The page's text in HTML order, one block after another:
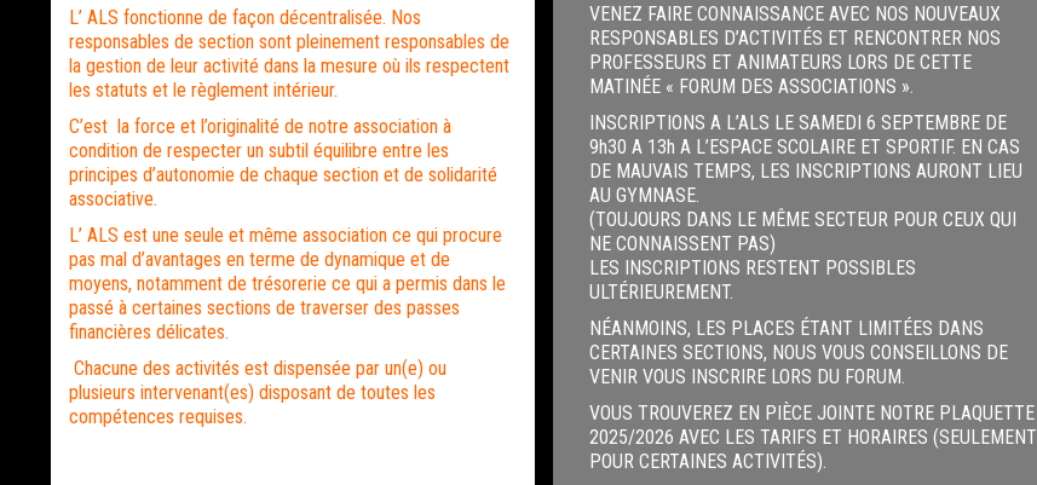
L’ ALS fonctionne de façon décentralisée. Nos
responsables de section sont pleinement responsables de
la gestion de leur activité dans la mesure où ils respectent
les statuts et le règlement intérieur.
C’est la force et l’originalité de notre association à
condition de respecter un subtil équilibre entre les
principes d’autonomie de chaque section et de solidarité
associative.
L’ ALS est une seule et même association ce qui procure
pas mal d’avantages en terme de dynamique et de
moyens, notamment de trésorerie ce qui a permis dans le
passé à certaines sections de traverser des passes
financières délicates.
Chacune des activités est dispensée par un(e) ou
plusieurs intervenant(es) disposant de toutes les
compétences requises.
VENEZ FAIRE CONNAISSANCE AVEC NOS NOUVEAUX
RESPONSABLES D’ACTIVITÉS ET RENCONTRER NOS
PROFESSEURS ET ANIMATEURS LORS DE CETTE
MATINÉE « FORUM DES ASSOCIATIONS ».
INSCRIPTIONS A L’ALS LE SAMEDI 6 SEPTEMBRE DE
9h30 A 13h A L’ESPACE SCOLAIRE ET SPORTIF. EN CAS
DE MAUVAIS TEMPS, LES INSCRIPTIONS AURONT LIEU
AU GYMNASE.
(TOUJOURS DANS LE MÊME SECTEUR POUR CEUX QUI
NE CONNAISSENT PAS)
LES INSCRIPTIONS RESTENT POSSIBLES
ULTÉRIEUREMENT.
NÉANMOINS, LES PLACES ÉTANT LIMITÉES DANS
CERTAINES SECTIONS, NOUS VOUS CONSEILLONS DE
VENIR VOUS INSCRIRE LORS DU FORUM.
VOUS TROUVEREZ EN PIÈCE JOINTE NOTRE PLAQUETTE
2025/2026 AVEC LES TARIFS ET HORAIRES (SEULEMENT
POUR CERTAINES ACTIVITÉS).